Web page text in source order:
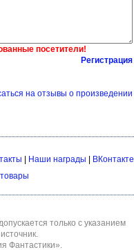
посетители!
Регистрация
на отзывы о произведении
| Наши награды | ВКонтакте
только с указанием
Фантастики»